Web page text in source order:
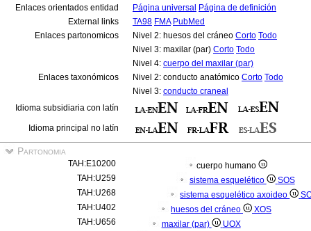
Enlaces orientados entidad
Página universal Página de definición
External links
TA98 FMA PubMed
Enlaces partonomicos
Nivel 2: huesos del cráneo Corto Todo
Nivel 3: maxilar (par) Corto Todo
Nivel 4: cuerpo del maxilar (par)
Enlaces taxonómicos
Nivel 2: conducto anatómico Corto Todo
Nivel 3: conducto craneal
Idioma subsidiaria con latín
Idioma principal no latín
Partonomia
TAH:E10200
cuerpo humano
TAH:U259
sistema esquelético
SOS
TAH:U268
sistema esquelético axoideo
TAH:U402
huesos del cráneo
XOS
TAH:U656
maxilar (par)
UOX